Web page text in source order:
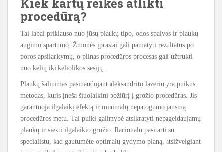
Kiek kartų reikės atlikti
procedūrą?
Tai labai priklauso nuo jūsų plaukų tipo, odos spalvos ir plaukų
augimo spartumo. Žmonės įprastai gali pamatyti rezultatus po
poros apsilankymų, o pilnas procedūros procesas gali užtrukti
nuo kelių iki keliolikos sesijų.
Plaukų šalinimas pasinaudojant aleksandrito lazeriu yra puikus
metodas, kuris įneša šiuolaikinį požiūrį į grožio procedūras. Jis
garantuoja ilgalaikį efektą ir minimalų nepatogumo jausmą
procedūros metu. Tai puiki galimybė atsikratyti nepageidaujamų
plaukų ir siekti ilgalaikio grožio. Racionalu pasitarti su
specialistu, kad gautumėte optimalų gydymo planą, atsižvelgiant